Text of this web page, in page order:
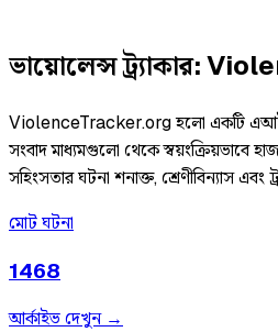
ভায়োলেন্সট্র্যাকার:
ViolenceTracker.org হলো একটি এআই-
সংবাদ মাধ্যমগুলো থেকে স্বয়ংক্রিয়ভাবে
সহিংসতার ঘটনা শনাক্ত, শ্রেণীবিন্যাস
মোট ঘটনা
1468
আর্কাইভ দেখুন →